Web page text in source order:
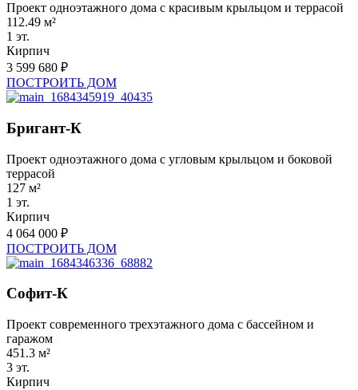
Проект одноэтажного дома с красивым крыльцом и террасой
112.49 м²
1 эт.
Кирпич
3 599 680 ₽
ПОСТРОИТЬ ДОМ
Бригант-К
Проект одноэтажного дома с угловым крыльцом и боковой
террасой
127 м²
1 эт.
Кирпич
4 064 000 ₽
ПОСТРОИТЬ ДОМ
Софит-К
Проект современного трехэтажного дома с бассейном и
гаражом
451.3 м²
3 эт.
Кирпич